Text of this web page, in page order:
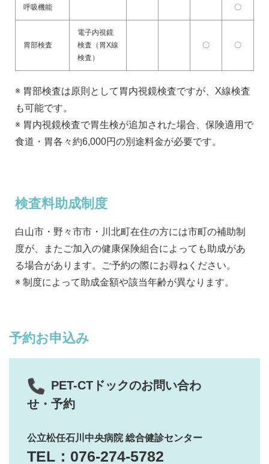
呼吸機能 〇
胃部検査
電子内視鏡
検査（胃X線
検査）
〇 〇
※ 胃部検査は原則として胃内視鏡検査ですが、X線検査
も可能です。
※ 胃内視鏡検査で胃生検が追加された場合、保険適用で
食道・胃各々約6,000円の別途料金が必要です。
検査料助成制度
白山市・野々市市・川北町在住の方には市町の補助制
度が、またご加入の健康保険組合によっても助成があ
る場合があります。ご予約の際にお尋ねください。
※ 制度によって助成金額や該当年齢が異なります。
予約お申込み
PET-CTドックのお問い合わ
せ・予約
公立松任石川中央病院 総合健診センター
TEL：076-274-5782